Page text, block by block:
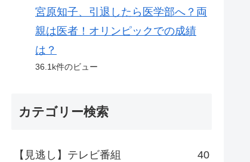
宮原知子、引退したら医学部へ？両
親は医者！オリンピックでの成績
は？
36.1k件のビュー
カテゴリー検索
【見逃し】テレビ番組 40